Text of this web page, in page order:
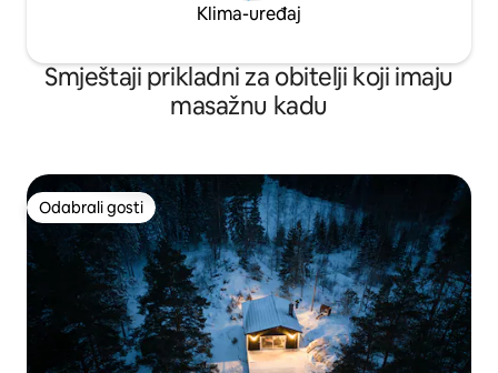
Klima-uređaj
Smještaji prikladni za obitelji koji imaju
masažnu kadu
Odabrali gosti
Odabrali gosti